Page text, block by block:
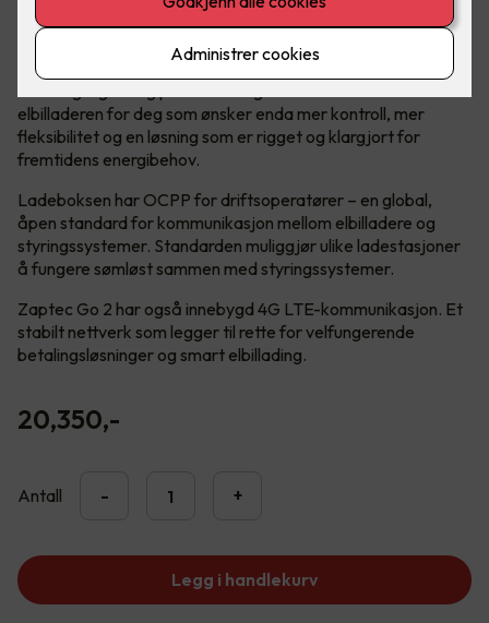
Ladeenheten kommer med en omfattende oppgradering av
maskinvaren, som blant annet muliggjør integrasjon av
elbilladeren for deg som ønsker enda mer kontroll, mer
fleksibilitet og en løsning som er rigget og klargjort for
fremtidens energibehov.
Ladeboksen har OCPP for driftsoperatører – en global,
åpen standard for kommunikasjon mellom elbilladere og
styringssystemer. Standarden muliggjør ulike ladestasjoner
å fungere sømløst sammen med styringssystemer.
Zaptec Go 2 har også innebygd 4G LTE-kommunikasjon. Et
stabilt nettverk som legger til rette for velfungerende
betalingsløsninger og smart elbillading.
20,350,-
Antall - +
Legg i handlekurv